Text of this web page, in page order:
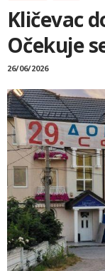
Kličevac
Očekuje
26/06/2026